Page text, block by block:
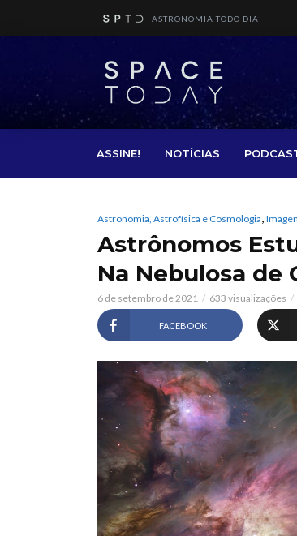
ASTRONOMIA TODO DIA
ASSINE! NOTÍCIAS
Astronomia, Astrofísica e Cosmologia,
Astrônomos
Na Nebulosa de
6 de setembro de 2021 633 visualizações
FACEBOOK